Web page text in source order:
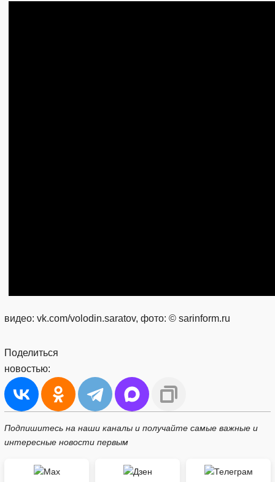
видео: vk.com/volodin.saratov, фото: © sarinform.ru
Поделиться
новостью:
Подпишитесь на наши каналы и получайте самые важные и
интересные новости первым